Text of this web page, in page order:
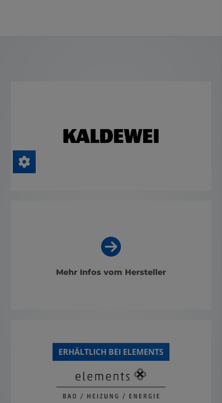
Mehr Infos vom Hersteller
ERHÄLTLICH BEI ELEMENTS